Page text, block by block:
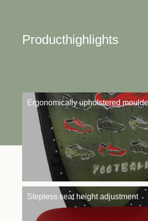
Producthighlights
Ergonomically upholstered
Stepless seat height adjustment